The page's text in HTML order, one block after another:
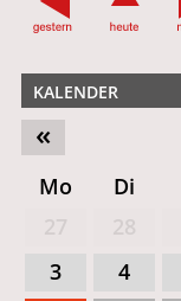
KALENDER
«
Mo Di
3
4